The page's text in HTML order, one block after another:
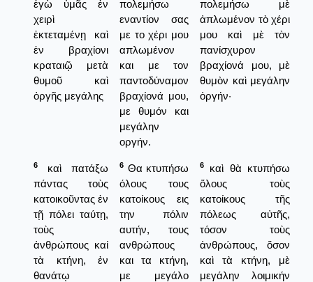
ἐγὼ ὑμᾶς ἐν
χειρὶ
ἐκτεταμένῃ καὶ
ἐν βραχίονι
κραταιῷ μετὰ
θυμοῦ καὶ
ὀργῆς μεγάλης
πολεμήσω
εναντίον σας
με το χέρι μου
απλωμένον
και με τον
παντοδύναμον
βραχίονά μου,
με θυμόν και
μεγάλην
οργήν.
πολεμήσω μὲ
ἀπλωμένον τὸ χέρι
μου καὶ μὲ τὸν
πανίσχυρον
βραχίονά μου, μὲ
θυμὸν καὶ μεγάλην
ὀργήν·
6
καὶ πατάξω
πάντας τοὺς
κατοικοῦντας ἐν
τῇ πόλει ταύτῃ,
τοὺς
ἀνθρώπους καί
τὰ κτήνη, ἐν
θανάτῳ
6 Θα κτυπήσω
όλους τους
κατοίκους εις
την πόλιν
αυτήν, τους
ανθρώπους
και τα κτήνη,
με μεγάλο
6
καὶ θὰ κτυπήσω
ὅλους τοὺς
κατοίκους τῆς
πόλεως αὐτῆς,
τόσον τοὺς
ἀνθρώπους, ὅσον
καὶ τὰ κτήνη, μὲ
μεγάλην λοιμικήν